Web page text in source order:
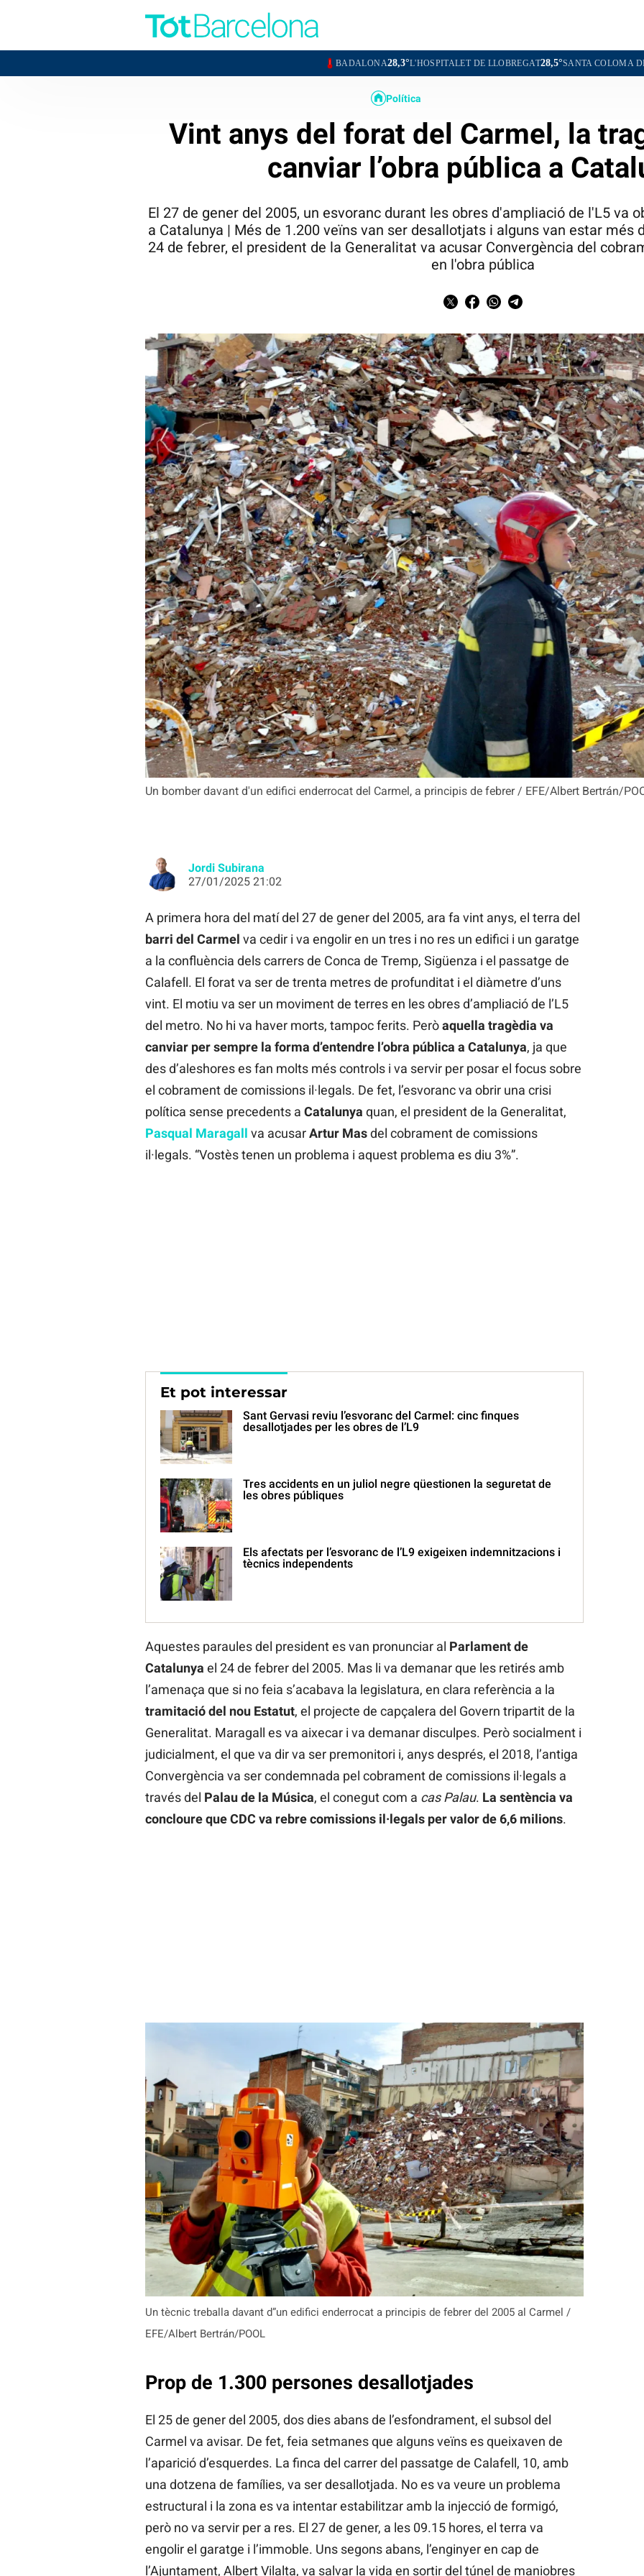
28,3°L'HOSPITALET DE LLOBREGAT28,5°SANTA COLOMA DE GRAMENET
Un bomber davant d'un edifici enderrocat del Carmel, a principis de febrer / EFE/Albert Bertrán/
Política
Vint anys del forat del Carmel, la
canviar l’obra pública a
El 27 de gener del 2005, un esvoranc durant les obres d'ampliació de l'L5 va
a Catalunya | Més de 1.200 veïns van ser desallotjats i alguns van estar més
24 de febrer, el president de la Generalitat va acusar Convergència del
en l'obra pública
Jordi Subirana
27/01/2025 21:02
A primera hora del matí del 27 de gener del 2005, ara fa vint anys, el terra del
barri del Carmel va cedir i va engolir en un tres i no res un edifici i un garatge
a la confluència dels carrers de Conca de Tremp, Sigüenza i el passatge de
Calafell. El forat va ser de trenta metres de profunditat i el diàmetre d’uns
vint. El motiu va ser un moviment de terres en les obres d’ampliació de l’L5
del metro. No hi va haver morts, tampoc ferits. Peròaquella tragèdia va
canviar per sempre la forma d’entendre l’obra pública a Catalunya, ja que
des d’aleshores es fan molts més controls i va servir per posar el focus sobre
el cobrament de comissions il·legals. De fet, l’esvoranc va obrir una crisi
política sense precedents a Catalunya quan, el president de la Generalitat,
Pasqual Maragall va acusarArtur Masdel cobrament de comissions
il·legals. “Vostès tenen un problema i aquest problema es diu 3%”.
Et pot interessar
Sant Gervasi reviu l’esvoranc del Carmel: cinc finques
desallotjades per les obres de l’L9
Tres accidents en un juliol negre qüestionen la seguretat de
les obres públiques
Els afectats per l’esvoranc de l’L9 exigeixen indemnitzacions i
tècnics independents
Aquestes paraules del president es van pronunciar al Parlament de
Catalunya el 24 de febrer del 2005. Mas li va demanar que les retirés amb
l’amenaça que si no feia s’acabava la legislatura, en clara referència a la
tramitació del nou Estatut, el projecte de capçalera del Govern tripartit de la
Generalitat. Maragall es va aixecar i va demanar disculpes. Però socialment i
judicialment, el que va dir va ser premonitori i, anys després, el 2018, l’antiga
Convergència va ser condemnada pel cobrament de comissions il·legals a
través del Palau de la Música, el conegut com a cas Palau. La sentència va
concloure que CDC va rebre comissions il·legals per valor de 6,6 milions.
Un tècnic treballa davant d”un edifici enderrocat a principis de febrer del 2005 al Carmel /
EFE/Albert Bertrán/POOL
Prop de 1.300 persones desallotjades
El 25 de gener del 2005, dos dies abans de l’esfondrament, el subsol del
Carmel va avisar. De fet, feia setmanes que alguns veïns es queixaven de
l’aparició d’esquerdes. La finca del carrer del passatge de Calafell, 10, amb
una dotzena de famílies, va ser desallotjada. No es va veure un problema
estructural i la zona es va intentar estabilitzar amb la injecció de formigó,
però no va servir per a res. El 27 de gener, a les 09.15 hores, el terra va
engolir el garatge i l’immoble. Uns segons abans, l’enginyer en cap de
l’Ajuntament, Albert Vilalta, va salvar la vida en sortir del túnel de maniobres